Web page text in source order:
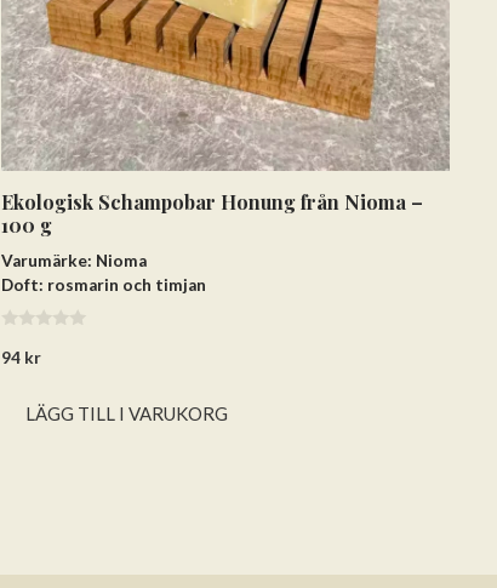
Ekologisk Schampobar Honung från Nioma –
100 g
Varumärke: Nioma
Doft: rosmarin och timjan
a
94 kr
LÄGG TILL I VARUKORG